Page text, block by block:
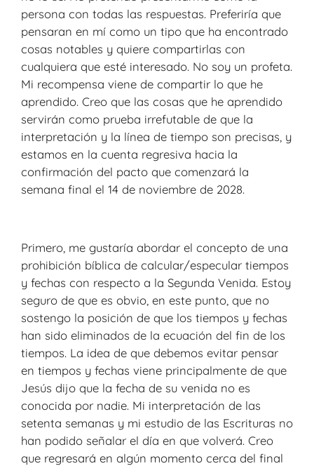
persona con todas las respuestas. Preferiría que
pensaran en mí como un tipo que ha encontrado
cosas notables y quiere compartirlas con
cualquiera que esté interesado. No soy un profeta.
Mi recompensa viene de compartir lo que he
aprendido. Creo que las cosas que he aprendido
servirán como prueba irrefutable de que la
interpretación y la línea de tiempo son precisas, y
estamos en la cuenta regresiva hacia la
confirmación del pacto que comenzará la
semana final el 14 de noviembre de 2028.
Primero, me gustaría abordar el concepto de una
prohibición bíblica de calcular/especular tiempos
y fechas con respecto a la Segunda Venida. Estoy
seguro de que es obvio, en este punto, que no
sostengo la posición de que los tiempos y fechas
han sido eliminados de la ecuación del fin de los
tiempos. La idea de que debemos evitar pensar
en tiempos y fechas viene principalmente de que
Jesús dijo que la fecha de su venida no es
conocida por nadie. Mi interpretación de las
setenta semanas y mi estudio de las Escrituras no
han podido señalar el día en que volverá. Creo
que regresará en algún momento cerca del final